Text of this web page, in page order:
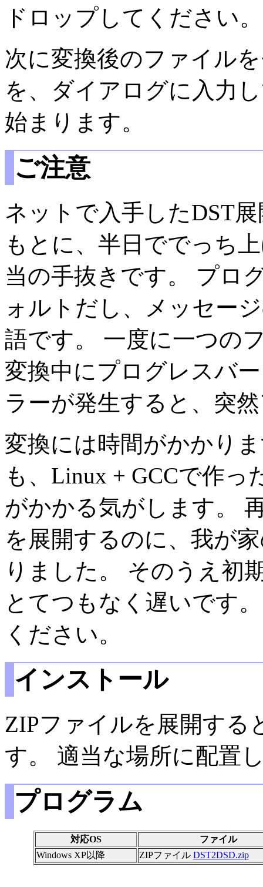
ドロップしてください。
次に変換後のファイル
を、ダイアログに入力
始まります。
ご注意
ネットで入手したDST
もとに、半日ででっち
当の手抜きです。 プロ
ォルトだし、メッセー
語です。 一度に一つの
変換中にプログレスバ
ラーが発生すると、突
変換には時間がかかり
も、Linux + GCCで作
がかかる気がします。
を展開するのに、我が
りました。 そのうえ初
とてつもなく遅いです
ください。
インストール
ZIPファイルを展開する
す。 適当な場所に配置
プログラム
対応OS
ファイル
Windows XP以降
ZIPファイル DST2DSD.zip